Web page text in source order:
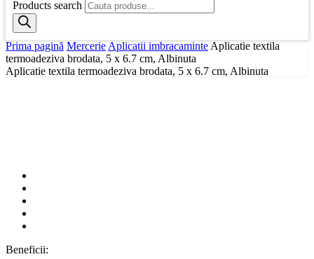
Products search
Prima pagină Mercerie Aplicatii imbracaminte Aplicatie textila
termoadeziva brodata, 5 x 6.7 cm, Albinuta
Aplicatie textila termoadeziva brodata, 5 x 6.7 cm, Albinuta
Beneficii: